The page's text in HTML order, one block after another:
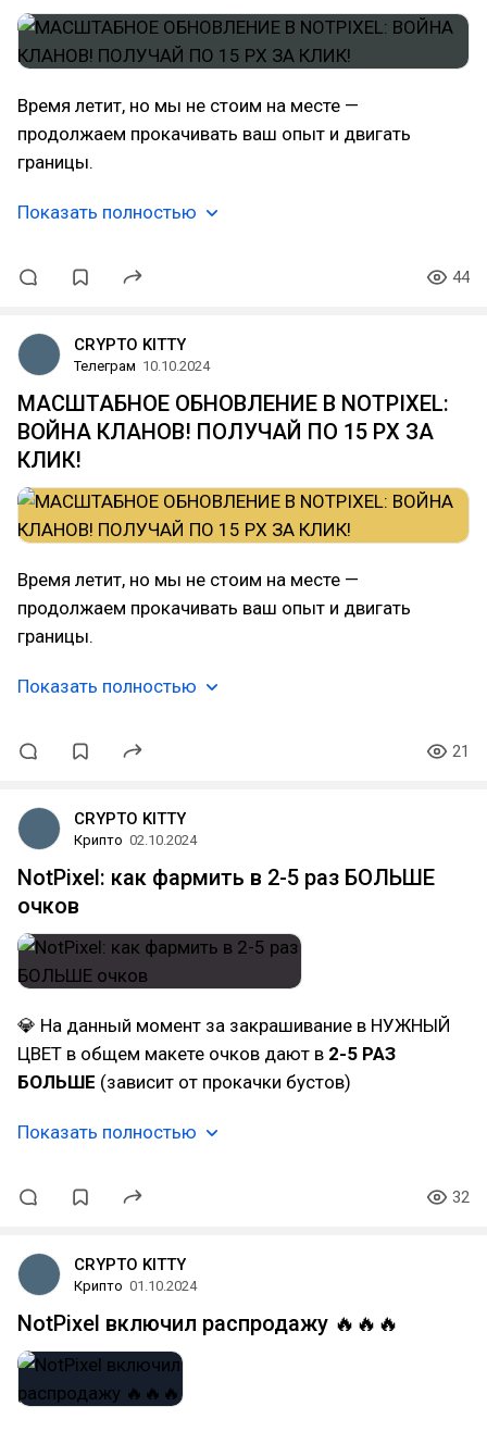
Время летит, но мы не стоим на месте —
продолжаем прокачивать ваш опыт и двигать
границы.
Показать полностью
44
CRYPTO KITTY
Телеграм 10.10.2024
МАСШТАБНОЕ ОБНОВЛЕНИЕ В NOTPIXEL:
ВОЙНА КЛАНОВ! ПОЛУЧАЙ ПО 15 PX ЗА
КЛИК!
Время летит, но мы не стоим на месте —
продолжаем прокачивать ваш опыт и двигать
границы.
Показать полностью
21
CRYPTO KITTY
Крипто 02.10.2024
NotPixel: как фармить в 2-5 раз БОЛЬШЕ
очков
💎 На данный момент за закрашивание в НУЖНЫЙ
ЦВЕТ в общем макете очков дают в 2-5 РАЗ
БОЛЬШЕ (зависит от прокачки бустов)
Показать полностью
32
CRYPTO KITTY
Крипто 01.10.2024
NotPixel включил распродажу 🔥🔥🔥